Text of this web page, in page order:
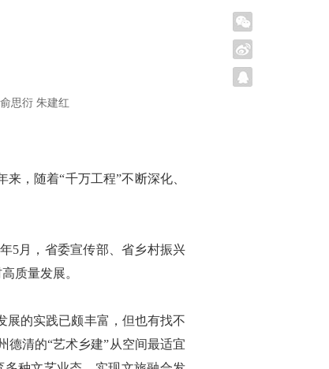
思衍 朱建红
，随着“千万工程”不断深化、
5月，省委宣传部、省乡村振兴
质量发展。
的实践已颇丰富，但也有找不
清的“艺术乡建”从空间最适宜